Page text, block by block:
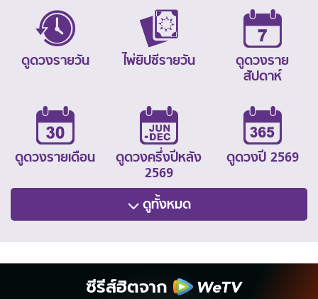
ดูดวงรายวัน ไพ่ยิปซีรายวัน
ดูดวงราย
สัปดาห์
ดูดวงรายเดือน
ดูดวงครึ่งปีหลัง
2569
ดูดวงปี 2569
ดูทั้งหมด
ซีรีส์ฮิตจาก